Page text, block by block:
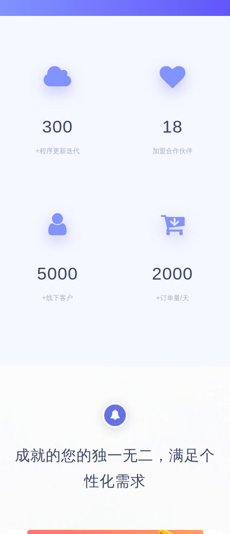
300
+程序更新迭代
18
加盟合作伙伴
5000
+线下客户
2000
+订单量/天
成就的您的独一无二，满足个
性化需求